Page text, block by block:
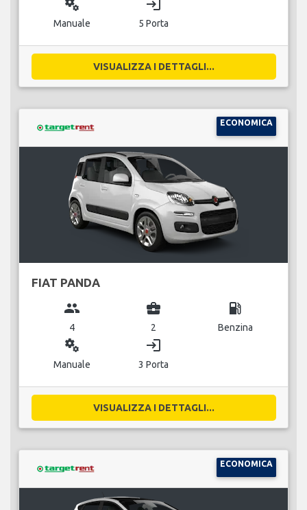
miscellaneous_services
Manuale
login
5 Porta
VISUALIZZA I DETTAGLI...
ECONOMICA
FIAT PANDA
group
4
business_center
2
local_gas_station
Benzina
miscellaneous_services
Manuale
login
3 Porta
VISUALIZZA I DETTAGLI...
ECONOMICA